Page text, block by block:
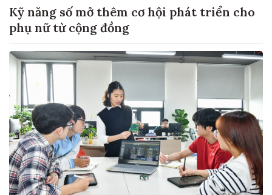
Kỹ năng số mở thêm cơ hội phát triển cho
phụ nữ từ cộng đồng